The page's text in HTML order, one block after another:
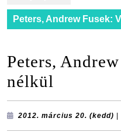
Peters, Andrew Fusek:
Peters,
nélkül
2012. március 20. (kedd)